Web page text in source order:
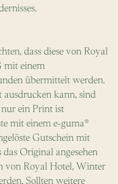
dass diese von Royal
mit einem
übermittelt werden.
ausdrucken kann, sind
ein Print ist
mit einem e-guma®
Gutschein mit
Original angesehen
von Royal Hotel, Winter
Sollten weitere